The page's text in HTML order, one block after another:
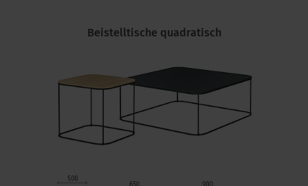
Beistelltische quadratisch